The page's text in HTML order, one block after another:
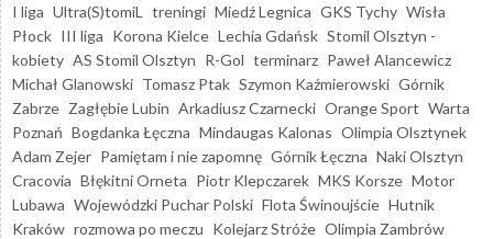
I liga Ultra(S)tomiL treningi Miedź Legnica GKS Tychy Wisła
Płock III liga Korona Kielce Lechia Gdańsk Stomil Olsztyn -
kobiety AS Stomil Olsztyn R-Gol terminarz Paweł Alancewicz
Michał Glanowski Tomasz Ptak Szymon Kaźmierowski Górnik
Zabrze Zagłębie Lubin Arkadiusz Czarnecki Orange Sport Warta
Poznań Bogdanka Łęczna Mindaugas Kalonas Olimpia Olsztynek
Adam Zejer Pamiętam i nie zapomnę Górnik Łęczna Naki Olsztyn
Cracovia Błękitni Orneta Piotr Klepczarek MKS Korsze Motor
Lubawa Wojewódzki Puchar Polski Flota Świnoujście Hutnik
Kraków rozmowa po meczu Kolejarz Stróże Olimpia Zambrów